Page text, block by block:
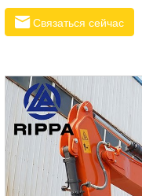
промышленности, в
В узких и сложных
функциям. Будь то
транспортировка или
R910E может
работу и стать
бригады.2.
Связаться сейчас